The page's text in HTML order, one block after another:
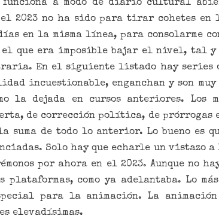
funciona a modo de diario cultural
2023 no ha sido para tirar cohetes
en la misma línea, para consolarme
el que era imposible bajar el nivel, tal
En el siguiente listado hay series
incuestionable, enganchan y son
la dejada en cursos anteriores. Los
de corrección política, de prórrogas
la suma de todo lo anterior. Lo bueno
Solo hay que echarle un vistazo a
por ahora en el 2023. Aunque no
plataformas, como ya adelantaba. Lo
para la animación. La
elevadísimas.